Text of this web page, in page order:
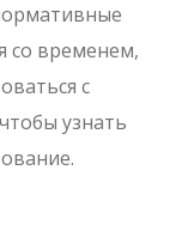
со временем,
с
узнать